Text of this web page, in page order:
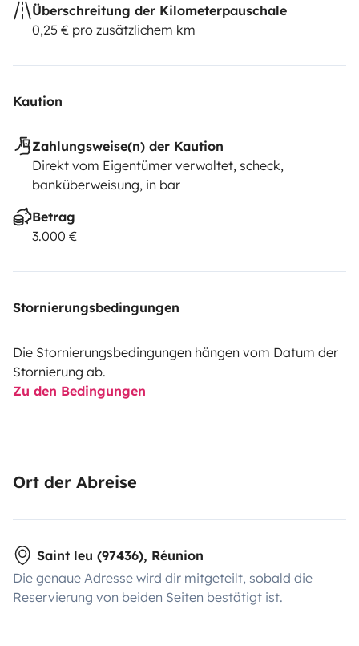
Überschreitung der Kilometerpauschale
0,25 € pro zusätzlichem km
Kaution
Zahlungsweise(n) der Kaution
Direkt vom Eigentümer verwaltet, scheck,
banküberweisung, in bar
Betrag
3.000 €
Stornierungsbedingungen
Die Stornierungsbedingungen hängen vom Datum der
Stornierung ab.
Zu den Bedingungen
Ort der Abreise
Saint leu (97436), Réunion
Die genaue Adresse wird dir mitgeteilt, sobald die
Reservierung von beiden Seiten bestätigt ist.